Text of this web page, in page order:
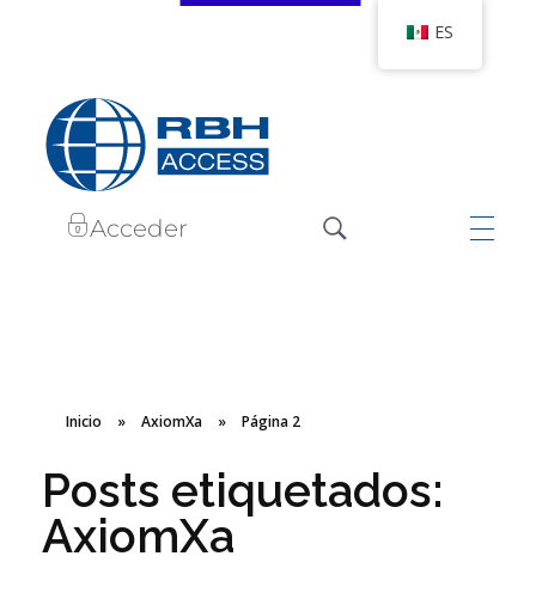
RBH Tecnologías de Acceso
Acceder
Inicio » AxiomXa » Página 2
Posts etiquetados:
AxiomXa
ES